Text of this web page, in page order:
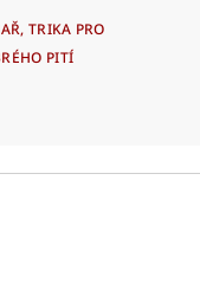
TRIKA PRO
PITÍ